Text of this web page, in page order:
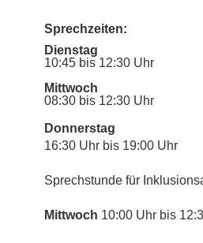
Sprechzeiten:
Dienstag
10:45 bis 12:30 Uhr
Mittwoch
08:30 bis 12:30 Uhr
Donnerstag
16:30 Uhr bis 19:00 Uhr
Sprechstunde für
Mittwoch 10:00 Uhr bis